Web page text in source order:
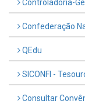
Controladoria-
Confederação
QEdu
SICONFI -
Consultar